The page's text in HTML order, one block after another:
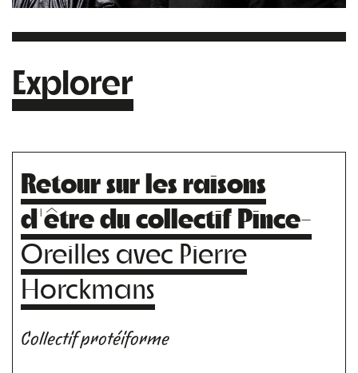
Explorer
Retour sur les raisons
d'être du collectif Pince-
Oreilles avec Pierre
Horckmans
Collectif protéiforme